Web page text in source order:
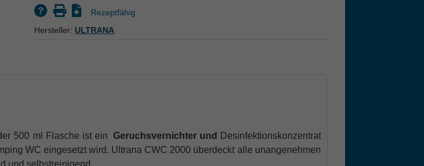
Rezeptfähig
Hersteller: ULTRANA
500 ml Flasche ist ein Geruchsvernichter und
Desinfektionskonzentrat
WC eingesetzt wird. Ultrana CWC 2000 überdeckt alle unangenehmen